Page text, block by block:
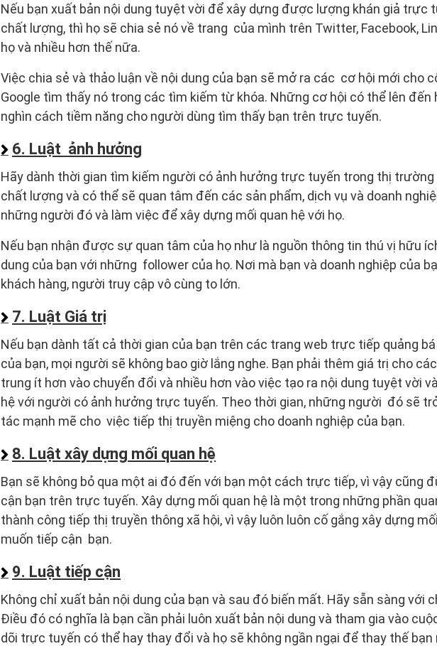
Nếu bạn xuất bản nội dung tuyệt vời để xây dựng được lượng khán giả trực
chất lượng, thì họ sẽ chia sẻ nó về trang của mình trên Twitter, Facebook,
họ và nhiều hơn thế nữa.
Việc chia sẻ và thảo luận về nội dung của bạn sẽ mở ra các cơ hội mới cho
Google tìm thấy nó trong các tìm kiếm từ khóa. Những cơ hội có thể lên đến
nghìn cách tiềm năng cho người dùng tìm thấy bạn trên trực tuyến.
6. Luật ảnh hưởng
Hãy dành thời gian tìm kiếm người có ảnh hưởng trực tuyến trong thị trường
chất lượng và có thể sẽ quan tâm đến các sản phẩm, dịch vụ và doanh
những người đó và làm việc để xây dựng mối quan hệ với họ.
Nếu bạn nhận được sự quan tâm của họ như là nguồn thông tin thú vị hữu
dung của bạn với những follower của họ. Nơi mà bạn và doanh nghiệp của
khách hàng, người truy cập vô cùng to lớn.
7. Luật Giá trị
Nếu bạn dành tất cả thời gian của bạn trên các trang web trực tiếp quảng
của bạn, mọi người sẽ không bao giờ lắng nghe. Bạn phải thêm giá trị cho
trung ít hơn vào chuyển đổi và nhiều hơn vào việc tạo ra nội dung tuyệt vời
hệ với người có ảnh hưởng trực tuyến. Theo thời gian, những người đó sẽ
tác mạnh mẽ cho việc tiếp thị truyền miệng cho doanh nghiệp của bạn.
8. Luật xây dựng mối quan hệ
Bạn sẽ không bỏ qua một ai đó đến với bạn một cách trực tiếp, vì vậy cũng
cận bạn trên trực tuyến. Xây dựng mối quan hệ là một trong những phần
thành công tiếp thị truyền thông xã hội, vì vậy luôn luôn cố gắng xây dựng
muốn tiếp cận bạn.
9. Luật tiếp cận
Không chỉ xuất bản nội dung của bạn và sau đó biến mất. Hãy sẵn sàng với
Điều đó có nghĩa là bạn cần phải luôn xuất bản nội dung và tham gia vào
dõi trực tuyến có thể hay thay đổi và họ sẽ không ngần ngại để thay thế